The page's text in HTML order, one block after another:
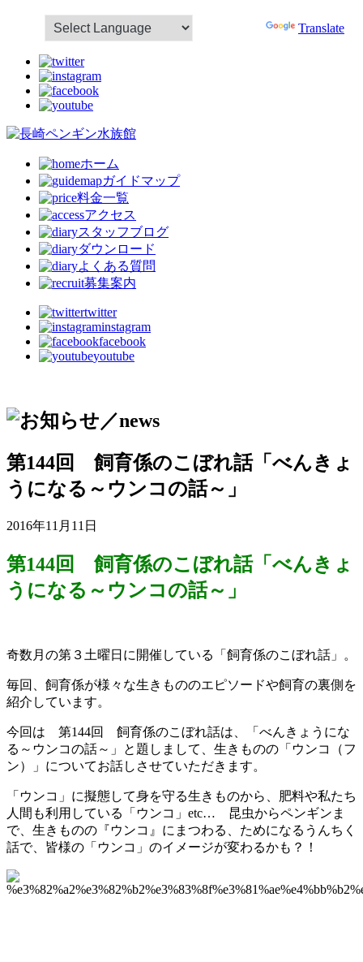
Powered by Translate
ホーム
ガイドマップ
料金一覧
アクセス
スタッフブログ
ダウンロード
よくある質問
募集案内
twitter
instagram
facebook
youtube
第144回 飼育係のこぼれ話「べんきょ
うになる～ウンコの話～」
2016年11月11日
第144回 飼育係のこぼれ話「べんきょ
うになる～ウンコの話～」
奇数月の第３土曜日に開催している「飼育係のこぼれ話」。
毎回、飼育係が様々な生きもののエピソードや飼育の裏側を
紹介しています。
今回は 第144回 飼育係のこぼれ話は、「べんきょうにな
る～ウンコの話～」と題しまして、生きものの「ウンコ（フ
ン）」についてお話しさせていただきます。
「ウンコ」に擬態して身を守る生きものから、肥料や私たち
人間も利用している「ウンコ」etc… 昆虫からペンギンま
で、生きものの『ウンコ』にまつわる、ためになるうんちく
話で、皆様の「ウンコ」のイメージが変わるかも？！